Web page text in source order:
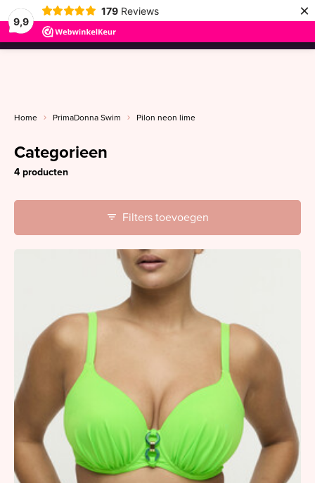
9,9
179 Reviews ×
menu
Home PrimaDonna Swim Pilon neon lime
Categorieen
4 producten
Filters toevoegen